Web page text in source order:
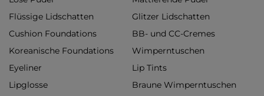
Flüssige Lidschatten
Glitzer Lidschatten
Cushion Foundations
BB- und CC-Cremes
Koreanische Foundations
Wimperntuschen
Eyeliner
Lip Tints
Lipglosse
Braune Wimperntuschen